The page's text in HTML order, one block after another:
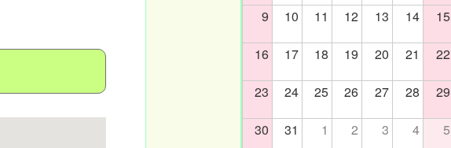
9 10 11 12 13 14 15
16 17 18 19 20 21 22
23 24 25 26 27 28 29
30 31 1 2 3 4 5